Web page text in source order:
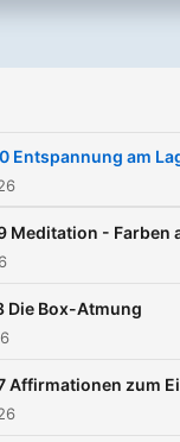
Entspannung am
Meditation - Farben
Die Box-Atmung
Affirmationen zum